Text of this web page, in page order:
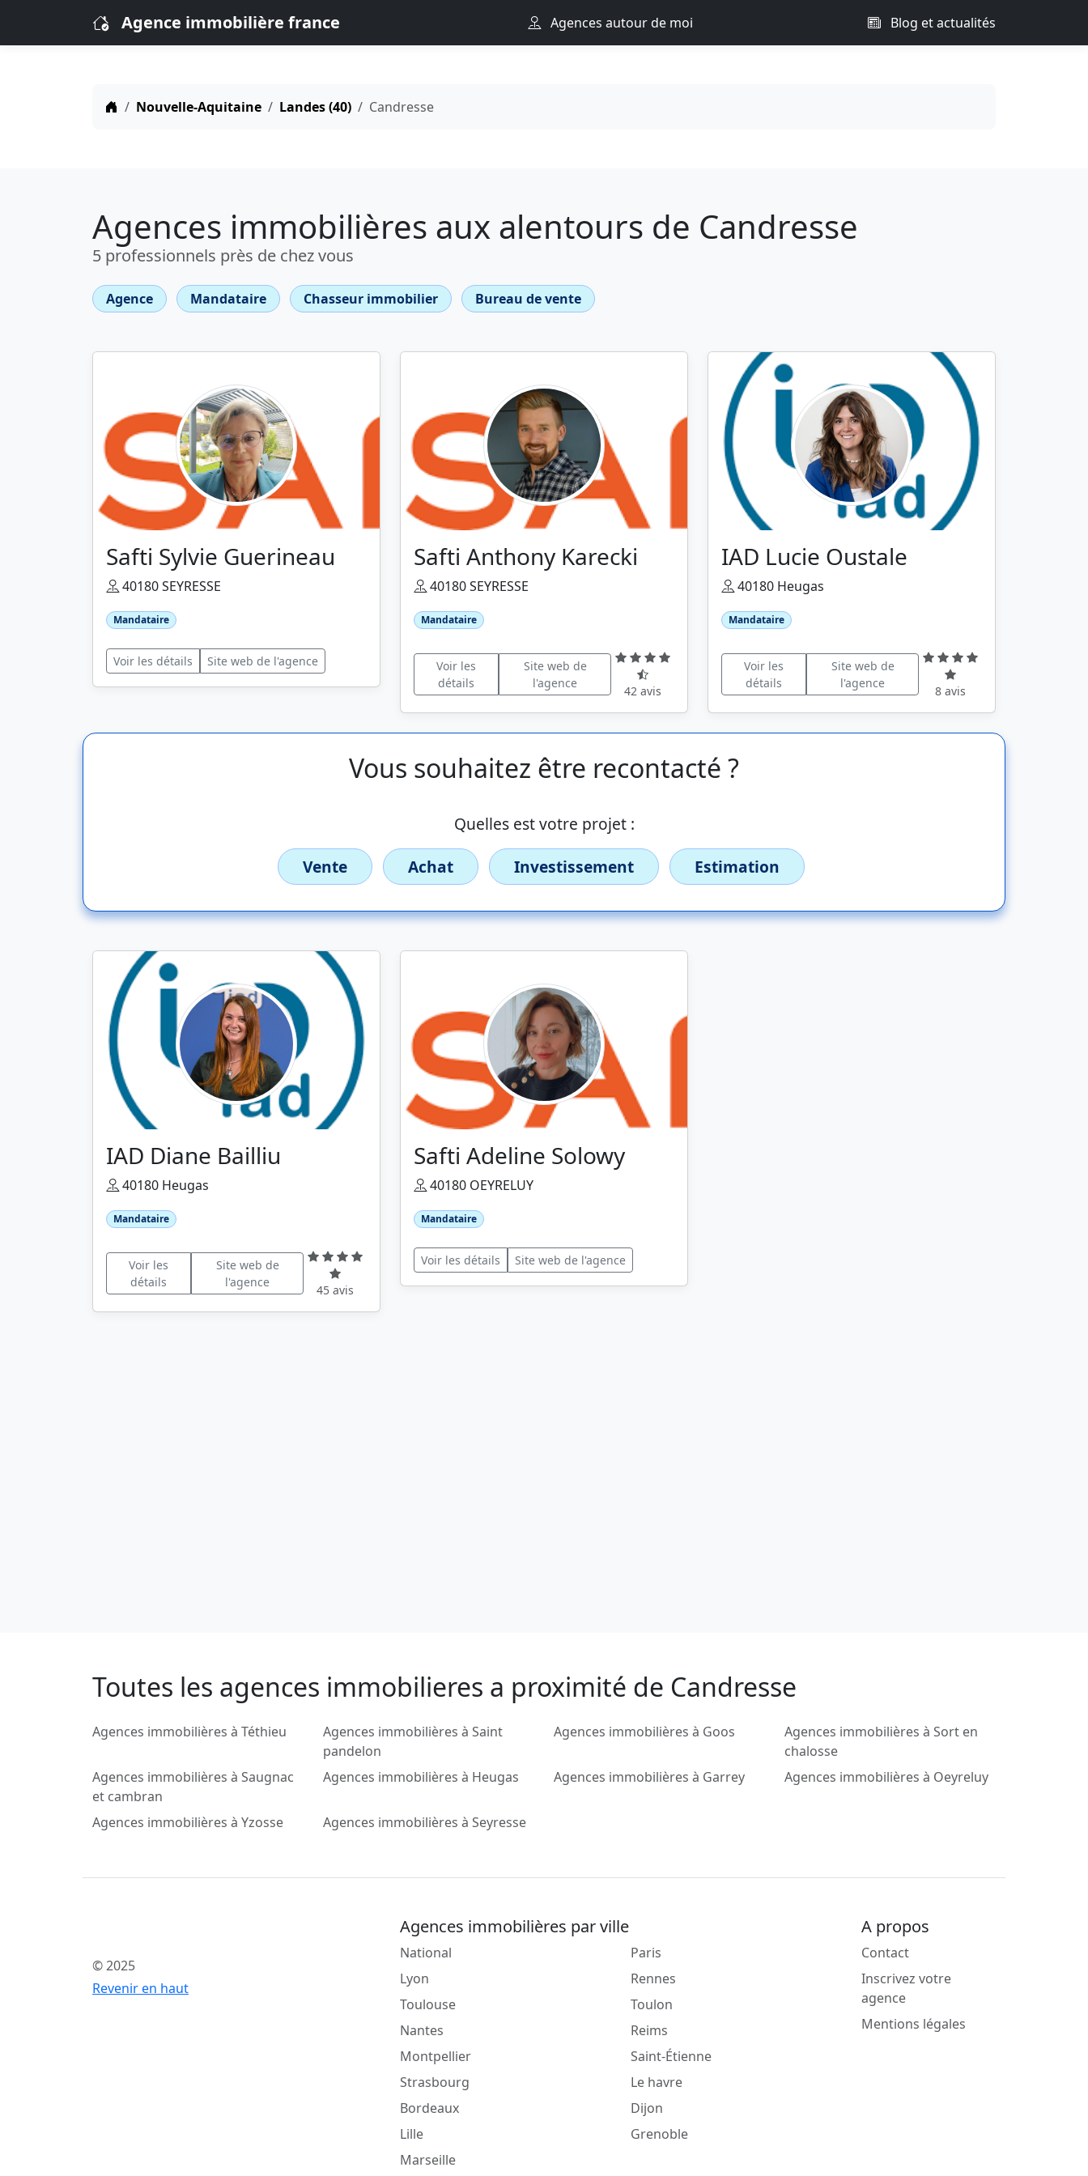
Agence immobilière france Agences autour de moi Blog et actualités
Nouvelle-Aquitaine Landes (40) Candresse
Agences immobilières aux alentours de Candresse
5 professionnels près de chez vous
Agence Mandataire Chasseur immobilier Bureau de vente
Safti Sylvie Guerineau
40180 SEYRESSE
Mandataire
Voir les détails Site web de l'agence
Safti Anthony Karecki
40180 SEYRESSE
Mandataire
Voir les
détails
Site web de
l'agence
42 avis
IAD Lucie Oustale
40180 Heugas
Mandataire
Voir les
détails
Site web de
l'agence
8 avis
Vous souhaitez être recontacté ?
Quelles est votre projet :
Vente
Achat Investissement Estimation
IAD Diane Bailliu
40180 Heugas
Mandataire
Voir les
détails
Site web de
l'agence
45 avis
Safti Adeline Solowy
40180 OEYRELUY
Mandataire
Voir les détails Site web de l'agence
Toutes les agences immobilieres a proximité de Candresse
Agences immobilières à Téthieu
Agences immobilières à Saint
pandelon
Agences immobilières à Goos
Agences immobilières à Sort en
chalosse
Agences immobilières à Saugnac
et cambran
Agences immobilières à Heugas Agences immobilières à Garrey Agences immobilières à Oeyreluy
Agences immobilières à Yzosse Agences immobilières à Seyresse
© 2025
Revenir en haut
Agences immobilières par ville
National
Lyon
Toulouse
Nantes
Montpellier
Strasbourg
Bordeaux
Lille
Marseille
Paris
Rennes
Toulon
Reims
Saint-Étienne
Le havre
Dijon
Grenoble
A propos
Contact
Inscrivez votre
agence
Mentions légales